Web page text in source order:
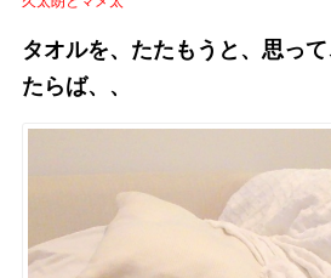
タオルを、たたもうと、思っ
たらば、、